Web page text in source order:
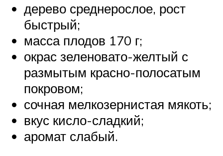
дерево среднерослое, рост
быстрый;
масса плодов 170 г;
окрас зеленовато-желтый с
размытым красно-полосатым
покровом;
сочная мелкозернистая мякоть;
вкус кисло-сладкий;
аромат слабый.